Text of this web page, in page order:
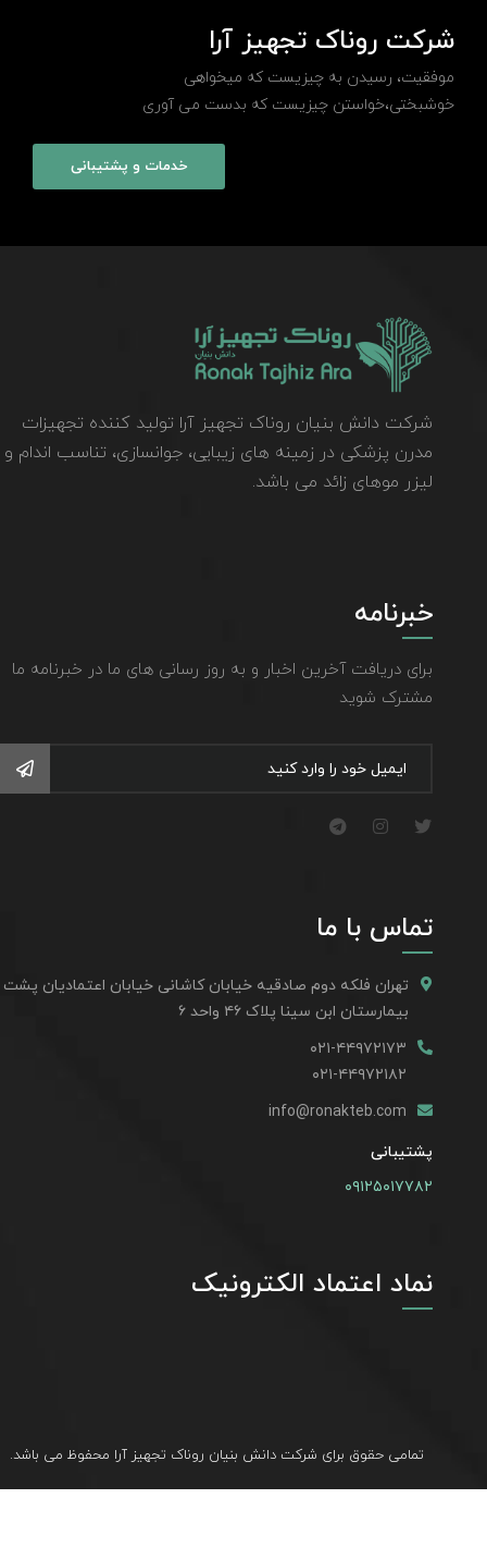
شرکت روناک تجهیز آرا
موفقیت، رسیدن به چیزیست که میخواهی
خوشبختی،خواستن چیزیست که بدست می آوری
خدمات و پشتیبانی
شرکت دانش بنیان روناک تجهیز آرا تولید کننده تجهیزات
مدرن پزشکی در زمینه های زیبایی، جوانسازی، تناسب اندام و
لیزر موهای زائد می باشد.
خبرنامه
برای دریافت آخرین اخبار و به روز رسانی های ما در خبرنامه ما
مشترک شوید
تماس با ما
تهران فلکه دوم صادقیه خیابان کاشانی خیابان اعتمادیان پشت
بیمارستان ابن سینا پلاک ۴۶ واحد ۶
۰۲۱-۴۴۹۷۲۱۷۳
۰۲۱-۴۴۹۷۲۱۸۲
info@ronakteb.com
پشتیبانی
۰۹۱۲۵۰۱۷۷۸۲
نماد اعتماد الکترونیک
تمامی حقوق برای شرکت دانش بنیان روناک تجهیز آرا محفوظ می باشد.